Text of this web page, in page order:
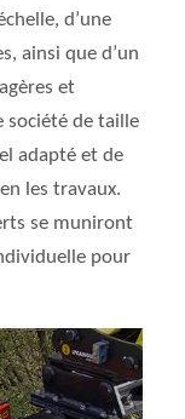
d’une
ainsi que d’un
et
société de taille
adapté et de
les travaux.
se muniront
pour